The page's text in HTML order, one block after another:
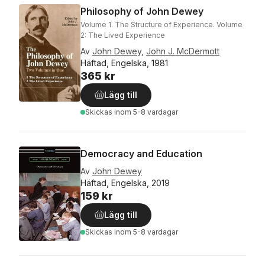
Philosophy of John Dewey
Volume 1. The Structure of Experience. Volume
2: The Lived Experience
Av John Dewey, John J. McDermott
Häftad, Engelska, 1981
365 kr
Lägg till
Skickas inom 5-8 vardagar
Democracy and Education
Av John Dewey
Häftad, Engelska, 2019
159 kr
Lägg till
Skickas inom 5-8 vardagar